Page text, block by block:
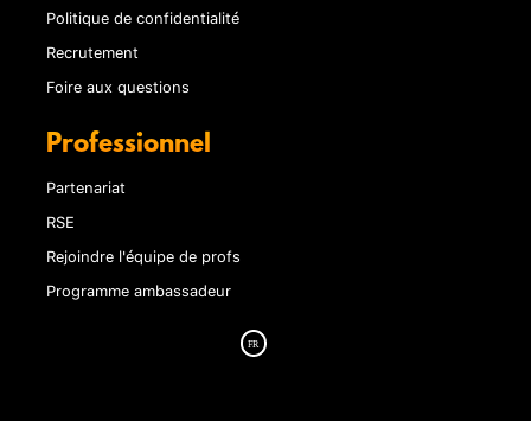
Politique de confidentialité
Recrutement
Foire aux questions
Professionnel
Partenariat
RSE
Rejoindre l'équipe de profs
Programme ambassadeur